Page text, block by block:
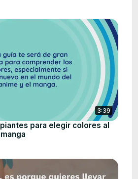
3:39
para elegir colores al